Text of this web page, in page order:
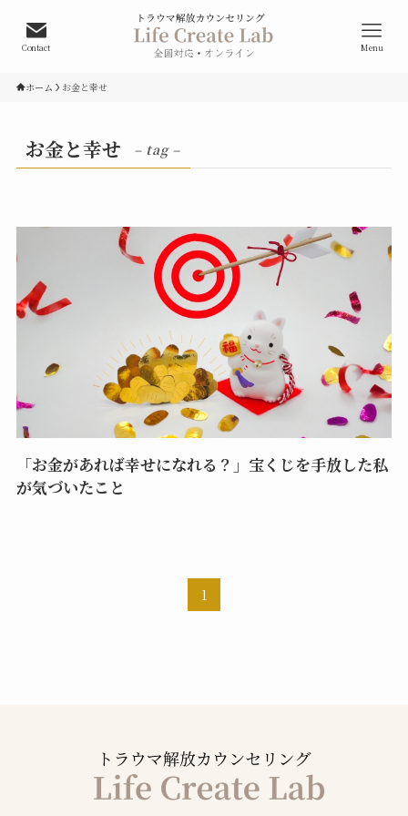
Contact Menu
ホーム お金と幸せ
お金と幸せ – tag –
「お金があれば幸せになれる？」宝くじを手放した私
が気づいたこと
1